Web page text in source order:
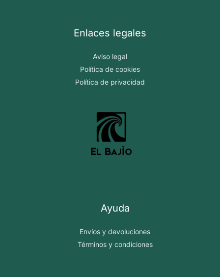
Enlaces legales
Aviso legal
Política de cookies
Política de privacidad
Ayuda
Envíos y devoluciones
Términos y condiciones